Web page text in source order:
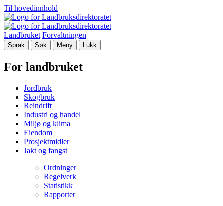
Til hovedinnhold
Landbruket Forvaltningen
Språk Søk Meny Lukk
For landbruket
Jordbruk
Skogbruk
Reindrift
Industri og handel
Miljø og klima
Eiendom
Prosjektmidler
Jakt og fangst
Ordninger
Regelverk
Statistikk
Rapporter